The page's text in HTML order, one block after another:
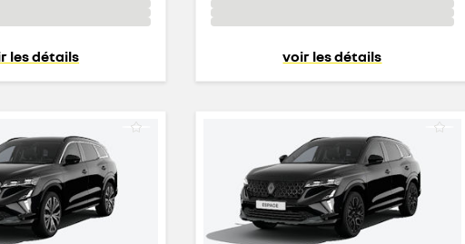
les détails voir les détails